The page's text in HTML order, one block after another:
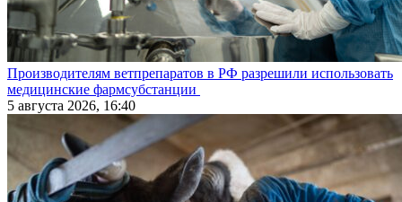
Производителям ветпрепаратов в РФ разрешили использовать
медицинские фармсубстанции
5 августа 2026, 16:40